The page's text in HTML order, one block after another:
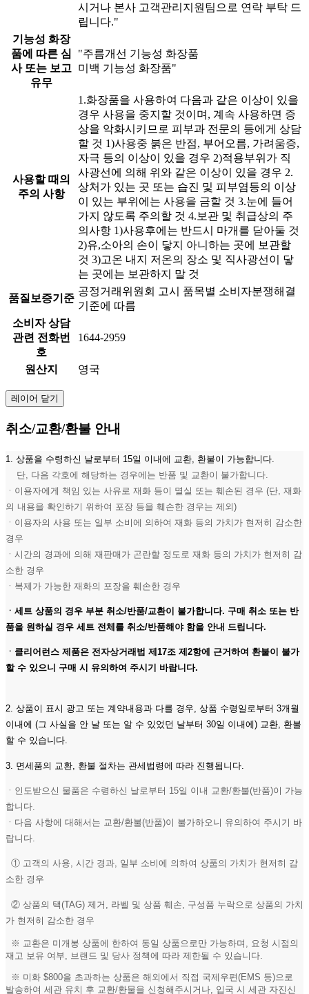
시거나 본사 고객관리지원팀으로 연락 부탁 드
립니다."
기능성 화장
품에 따른 심
사 또는 보고
유무
"주름개선 기능성 화장품
미백 기능성 화장품"
사용할 때의
주의 사항
1.화장품을 사용하여 다음과 같은 이상이 있을
경우 사용을 중지할 것이며, 계속 사용하면 증
상을 악화시키므로 피부과 전문의 등에게 상담
할 것 1)사용중 붉은 반점, 부어오름, 가려움증,
자극 등의 이상이 있을 경우 2)적용부위가 직
사광선에 의해 위와 같은 이상이 있을 경우 2.
상처가 있는 곳 또는 습진 및 피부염등의 이상
이 있는 부위에는 사용을 금할 것 3.눈에 들어
가지 않도록 주의할 것 4.보관 및 취급상의 주
의사항 1)사용후에는 반드시 마개를 닫아둘 것
2)유,소아의 손이 닿지 아니하는 곳에 보관할
것 3)고온 내지 저온의 장소 및 직사광선이 닿
는 곳에는 보관하지 말 것
품질보증기준
공정거래위원회 고시 품목별 소비자분쟁해결
기준에 따름
소비자 상담
관련 전화번
호
1644-2959
원산지 영국
레이어 닫기
취소/교환/환불 안내
1. 상품을 수령하신 날로부터 15일 이내에 교환, 환불이 가능합니다.
단, 다음 각호에 해당하는 경우에는 반품 및 교환이 불가합니다.
ㆍ이용자에게 책임 있는 사유로 재화 등이 멸실 또는 훼손된 경우 (단, 재화
의 내용을 확인하기 위하여 포장 등을 훼손한 경우는 제외)
ㆍ이용자의 사용 또는 일부 소비에 의하여 재화 등의 가치가 현저히 감소한
경우
ㆍ시간의 경과에 의해 재판매가 곤란할 정도로 재화 등의 가치가 현저히 감
소한 경우
ㆍ복제가 가능한 재화의 포장을 훼손한 경우
ㆍ세트 상품의 경우 부분 취소/반품/교환이 불가합니다. 구매 취소 또는 반
품을 원하실 경우 세트 전체를 취소/반품해야 함을 안내 드립니다.
ㆍ클리어런스 제품은 전자상거래법 제17조 제2항에 근거하여 환불이 불가
할 수 있으니 구매 시 유의하여 주시기 바랍니다.
2. 상품이 표시 광고 또는 계약내용과 다를 경우, 상품 수령일로부터 3개월
이내에 (그 사실을 안 날 또는 알 수 있었던 날부터 30일 이내에) 교환, 환불
할 수 있습니다.
3. 면세품의 교환, 환불 절차는 관세법령에 따라 진행됩니다.
ㆍ인도받으신 물품은 수령하신 날로부터 15일 이내 교환/환불(반품)이 가능
합니다.
ㆍ다음 사항에 대해서는 교환/환불(반품)이 불가하오니 유의하여 주시기 바
랍니다.
① 고객의 사용, 시간 경과, 일부 소비에 의하여 상품의 가치가 현저히 감
소한 경우
② 상품의 택(TAG) 제거, 라벨 및 상품 훼손, 구성품 누락으로 상품의 가치
가 현저히 감소한 경우
※ 교환은 미개봉 상품에 한하여 동일 상품으로만 가능하며, 요청 시점의
재고 보유 여부, 브랜드 및 당사 정책에 따라 제한될 수 있습니다.
※ 미화 $800을 초과하는 상품은 해외에서 직접 국제우편(EMS 등)으로
발송하여 세관 유치 후 교환/환물을 신청해주시거나, 입국 시 세관 자진신